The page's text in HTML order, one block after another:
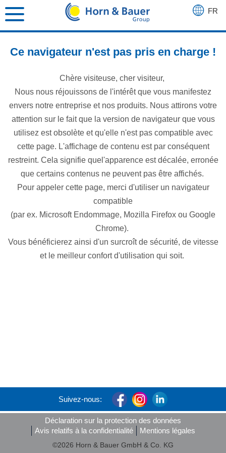
Ce navigateur n'est pas pris en charge !
Chère visiteuse, cher visiteur,
Nous nous réjouissons de l'intérêt que vous manifestez
envers notre entreprise et nos produits. Nous attirons votre
attention sur le fait que la version de navigateur que vous
utilisez est obsolète et qu'elle n'est pas compatible avec
cette page. L'affichage de contenu est par conséquent
restreint. Cela signifie quel'apparence est décalée, erronée
que certains contenus ne peuvent pas être affichés.
Pour appeler cette page, merci d'utiliser un navigateur
compatible
(par ex. Microsoft Endommage, Mozilla Firefox ou Google
Chrome).
Vous bénéficierez ainsi d'un surcroît de sécurité, de vitesse
et le meilleur confort d'utilisation qui soit.
FR
ES
Déclaration sur la protection des données
Avis relatifs à la confidentialité
Mentions légales
Suivez-nous:
©2026 Horn & Bauer GmbH & Co. KG